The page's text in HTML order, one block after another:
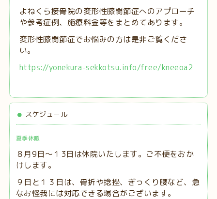
よねくら接骨院の変形性膝関節症へのアプローチ
や参考症例、施療料金等をまとめてあります。
変形性膝関節症でお悩みの方は是非ご覧くださ
い。
https://yonekura-sekkotsu.info/free/kneeoa2
スケジュール
夏季休暇
８月9日～１3日は休院いたします。ご不便をおか
けします。
９日と１３日は、 骨折や捻挫、ぎっくり腰など、急
なお怪我には対応できる場合がございます。